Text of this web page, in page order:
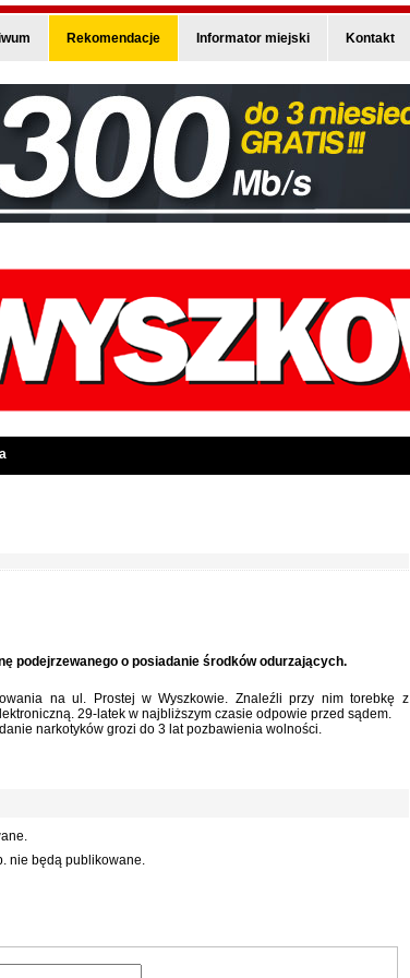
Rekomendacje Informator miejski Kontakt
podejrzewanego o posiadanie środków odurzających.
na ul. Prostej w Wyszkowie. Znaleźli przy nim torebkę z
29-latek w najbliższym czasie odpowie przed sądem.
narkotyków grozi do 3 lat pozbawienia wolności.
nie będą publikowane.